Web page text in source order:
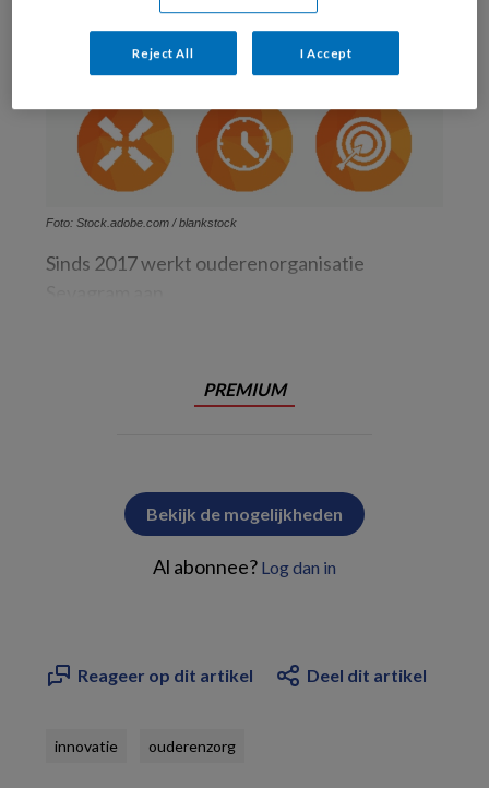
Foto: Stock.adobe.com / blankstock
Sinds 2017 werkt ouderenorganisatie
PREMIUM
Bekijk de mogelijkheden
Al abonnee? Log dan in
Reageer op dit artikel Deel dit artikel
innovatie ouderenzorg
Reject All I Accept